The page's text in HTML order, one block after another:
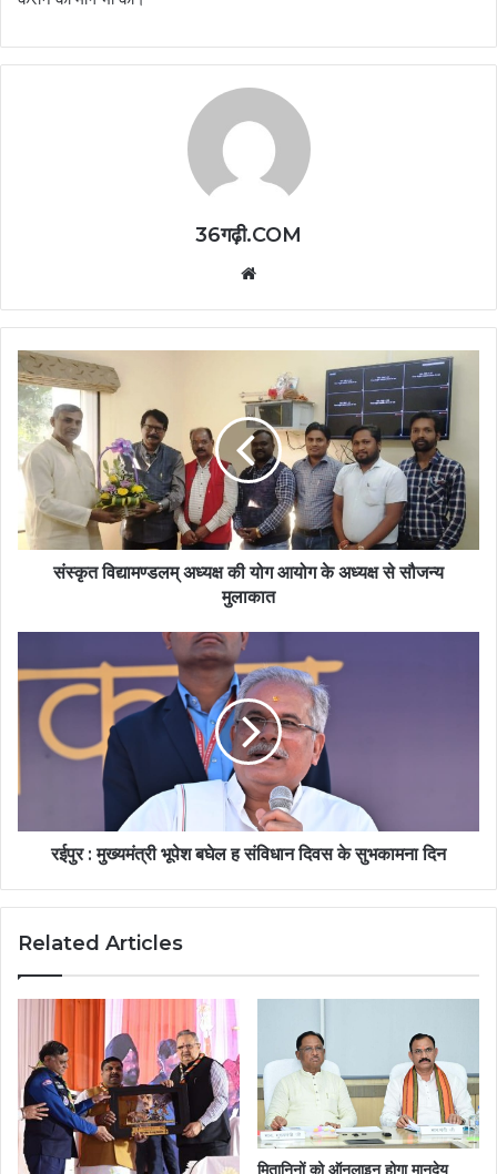
36गढ़ी.COM
संस्कृत विद्यामण्डलम् अध्यक्ष की योग आयोग के अध्यक्ष से सौजन्य
मुलाकात
रईपुर : मुख्यमंत्री भूपेश बघेल ह संविधान दिवस के सुभकामना दिन
Related Articles
मितानिनों को ऑनलाइन होगा मानदेय